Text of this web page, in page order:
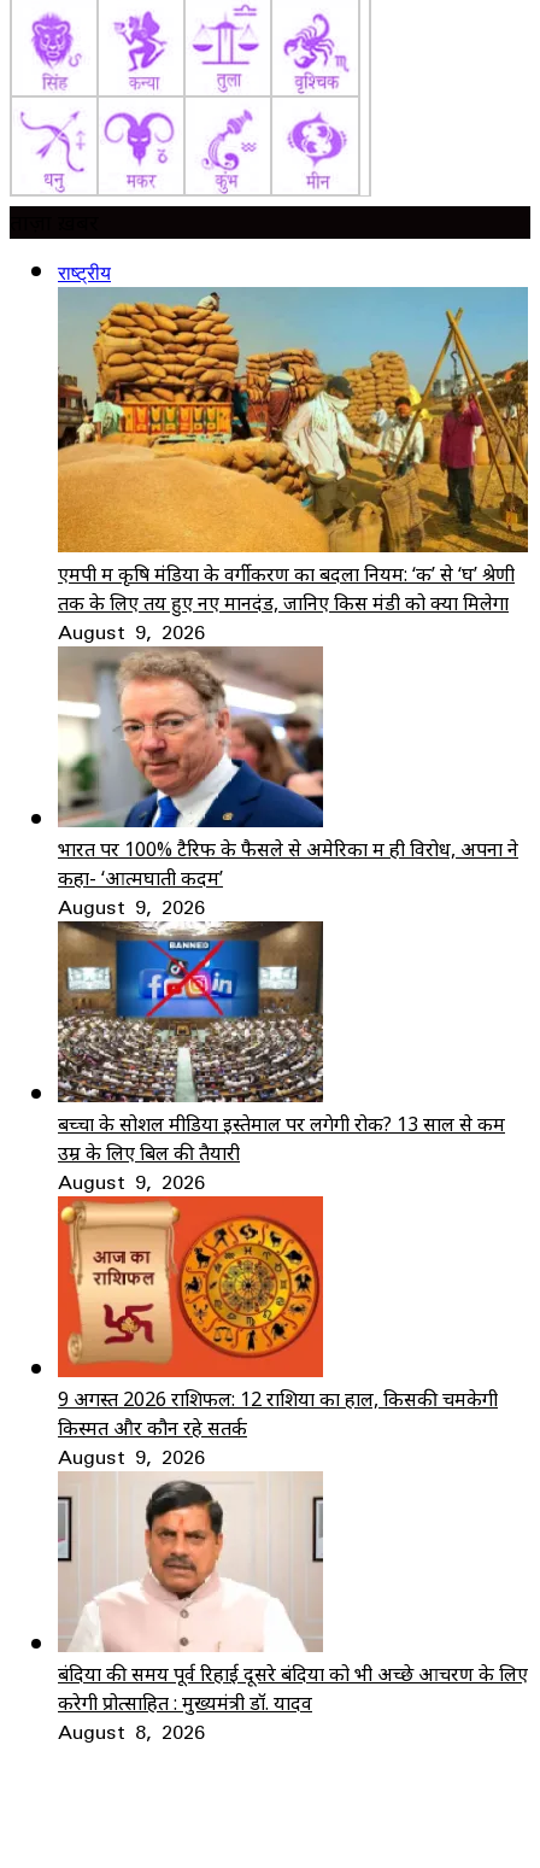
राष्ट्रीय
एमपी में कृषि मंडियों के वर्गीकरण का बदला नियम: ‘क’ से ‘घ’ श्रेणी
तक के लिए तय हुए नए मानदंड, जानिए किस मंडी को क्या मिलेगा
August 9, 2026
भारत पर 100% टैरिफ के फैसले से अमेरिका में ही विरोध, अपनों ने
कहा- ‘आत्मघाती कदम’
August 9, 2026
बच्चों के सोशल मीडिया इस्तेमाल पर लगेगी रोक? 13 साल से कम
उम्र के लिए बिल की तैयारी
August 9, 2026
9 अगस्त 2026 राशिफल: 12 राशियों का हाल, किसकी चमकेगी
किस्मत और कौन रहे सतर्क
August 9, 2026
बंदियों की समय पूर्व रिहाई दूसरे बंदियों को भी अच्छे आचरण के लिए
करेगी प्रोत्साहित : मुख्यमंत्री डॉ. यादव
August 8, 2026